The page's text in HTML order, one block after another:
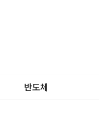
반도체